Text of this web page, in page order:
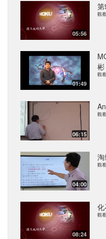
05:56
觀
01:49
彬
觀
06:15
觀
04:00
觀
08:24
觀